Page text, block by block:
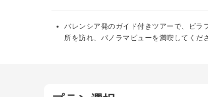
バレンシア発のガイド付きツアーで、ビラ
所を訪れ、パノラマビューを満喫してくだ